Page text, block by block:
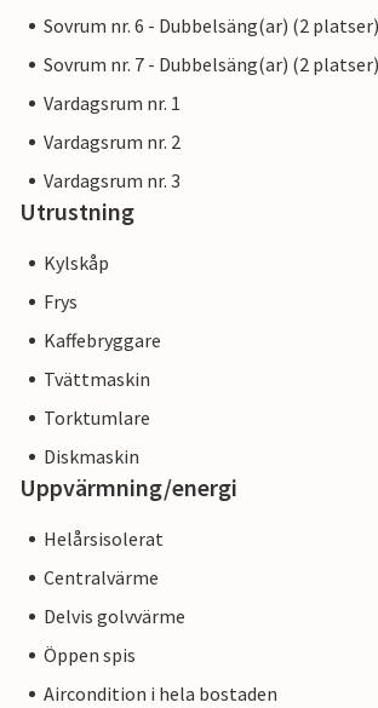
Sovrum nr. 6 - Dubbelsäng(ar) (2 platser)
Sovrum nr. 7 - Dubbelsäng(ar) (2 platser)
Vardagsrum nr. 1
Vardagsrum nr. 2
Vardagsrum nr. 3
Utrustning
Kylskåp
Frys
Kaffebryggare
Tvättmaskin
Torktumlare
Diskmaskin
Uppvärmning/energi
Helårsisolerat
Centralvärme
Delvis golvvärme
Öppen spis
Aircondition i hela bostaden